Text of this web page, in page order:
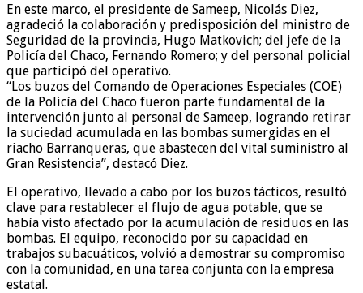
En este marco, el presidente de Sameep, Nicolás Diez,
agradeció la colaboración y predisposición del ministro de
Seguridad de la provincia, Hugo Matkovich; del jefe de la
Policía del Chaco, Fernando Romero; y del personal policial
que participó del operativo.
“Los buzos del Comando de Operaciones Especiales (COE)
de la Policía del Chaco fueron parte fundamental de la
intervención junto al personal de Sameep, logrando retirar
la suciedad acumulada en las bombas sumergidas en el
riacho Barranqueras, que abastecen del vital suministro al
Gran Resistencia”, destacó Diez.
El operativo, llevado a cabo por los buzos tácticos, resultó
clave para restablecer el flujo de agua potable, que se
había visto afectado por la acumulación de residuos en las
bombas. El equipo, reconocido por su capacidad en
trabajos subacuáticos, volvió a demostrar su compromiso
con la comunidad, en una tarea conjunta con la empresa
estatal.